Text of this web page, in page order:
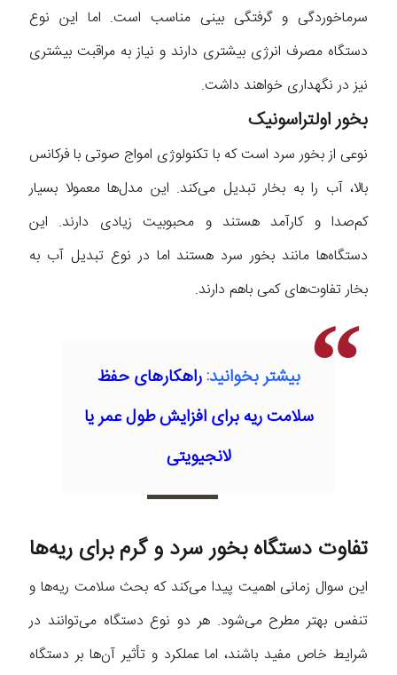
سرماخوردگی و گرفتگی بینی مناسب است. اما این نوع
دستگاه مصرف انرژی بیشتری دارند و نیاز به مراقبت بیشتری
نیز در نگهداری خواهند داشت.
بخور اولتراسونیک
نوعی از بخور سرد است که با تکنولوژی امواج صوتی با فرکانس
بالا، آب را به بخار تبدیل می‌کند. این مدل‌ها معمولا بسیار
کم‌صدا و کارآمد هستند و محبوبیت زیادی دارند. این
دستگاه‌ها مانند بخور سرد هستند اما در نوع تبدیل آب به
بخار تفاوت‌های کمی باهم دارند.
بیشتر بخوانید:راهکارهای حفظ
سلامت ریه برای افزایش طول عمر یا
لانجیویتی
تفاوت دستگاه بخور سرد و گرم برای ریه‌ها
این سوال زمانی اهمیت پیدا می‌کند که بحث سلامت ریه‌ها و
تنفس بهتر مطرح می‌شود. هر دو نوع دستگاه می‌توانند در
شرایط خاص مفید باشند، اما عملکرد و تأثیر آن‌ها بر دستگاه